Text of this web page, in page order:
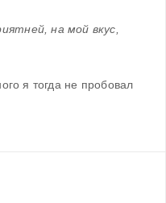
я тогда не пробовал